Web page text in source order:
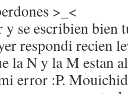
>_<
y se escribien
respondi recien
la N y la M estan
error :P.